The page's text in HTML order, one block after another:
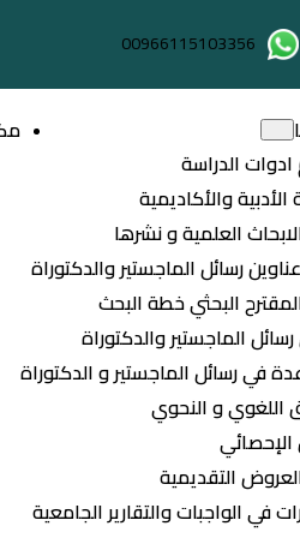
00966115103356
الدراسة
الأدبية والأكاديمية
العلمية و نشرها
رسائل الماجستير والدكتوراة
البحثي خطة البحث
الماجستير والدكتوراة
في رسائل الماجستير و الدكتوراة
اللغوي و النحوي
الإحصائي
التقديمية
في الواجبات والتقارير الجامعية